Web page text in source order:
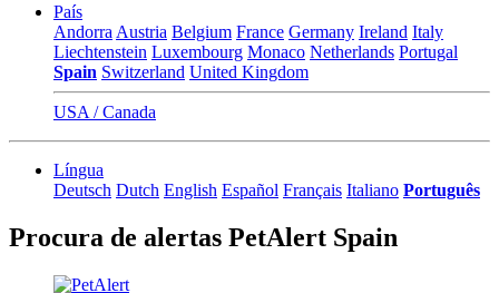
País
Andorra Austria Belgium France Germany Ireland Italy
Liechtenstein Luxembourg Monaco Netherlands Portugal
Spain Switzerland United Kingdom
USA / Canada
Língua
Deutsch Dutch English Español Français Italiano Português
Procura de alertas PetAlert Spain